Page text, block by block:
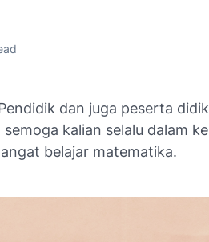
dan juga peserta
kalian selalu dalam
belajar matematika.